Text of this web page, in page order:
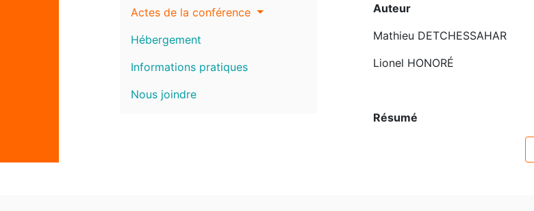
Actes de la conférence
Hébergement
Informations pratiques
Nous joindre
Auteur
Mathieu DETCHESSAHAR
Lionel HONORÉ
Résumé